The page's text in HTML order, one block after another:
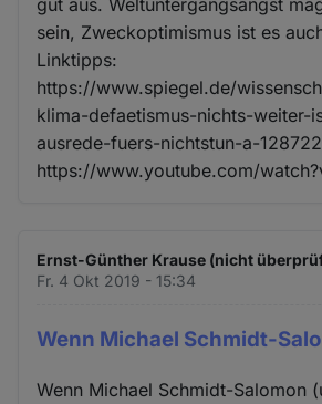
gut aus. Weltuntergangsangst
sein, Zweckoptimismus ist es
Linktipps:
https://www.spiegel.de/
klima-defaetismus-nichts-weiter-
ausrede-fuers-nichtstun-a-
https://www.youtube.com/
Ernst-Günther Krause (nicht
Fr. 4 Okt 2019 - 15:34
Wenn Michael Schmidt-
Wenn Michael Schmidt-Salomon